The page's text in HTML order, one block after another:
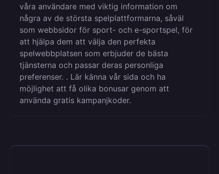
våra användare med viktig information om
några av de största spelplattformarna, såväl
som webbsidor för sport- och e-sportspel, för
att hjälpa dem att välja den perfekta
spelwebbplatsen som erbjuder de bästa
tjänsterna och passar deras personliga
preferenser. . Lär känna vår sida och ha
möjlighet att få olika bonusar genom att
använda gratis kampanjkoder.